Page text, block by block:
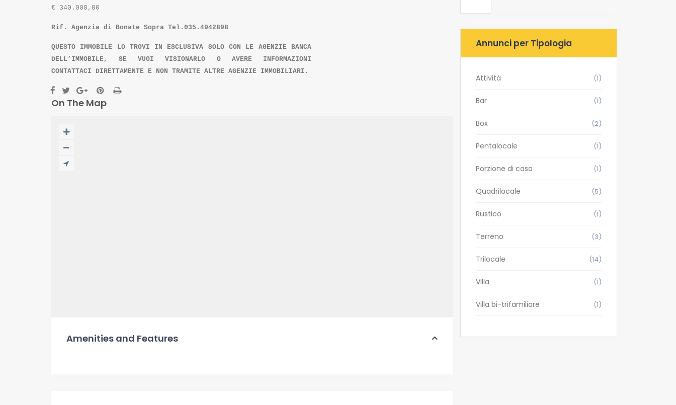
€ 340.000,00
Rif. Agenzia di Bonate Sopra Tel.035.4942898
QUESTO IMMOBILE LO TROVI IN ESCLUSIVA SOLO CON LE AGENZIE BANCA
DELL’IMMOBILE, SE VUOI VISIONARLO O AVERE INFORMAZIONI
CONTATTACI DIRETTAMENTE E NON TRAMITE ALTRE AGENZIE IMMOBILIARI.
On The Map
Amenities and Features
Annunci per Tipologia
Attività (1)
Bar (1)
Box (2)
Pentalocale (1)
Porzione di casa (1)
Quadrilocale (5)
Rustico (1)
Terreno (3)
Trilocale (14)
Villa (1)
Villa bi-trifamiliare (1)